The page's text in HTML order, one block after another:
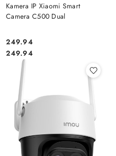
Kamera IP Xiaomi Smart
Camera C500 Dual
Cena:
249.94
Cena:
249.94